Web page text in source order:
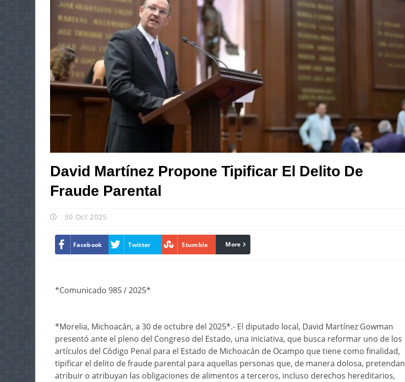
David Martínez Propone Tipificar El Delito De
Fraude Parental
30 Oct 2025
Facebook Twitter Stumble linkedin
More
*Comunicado 985 / 2025*
*Morelia, Michoacán, a 30 de octubre del 2025*.- El diputado local, David Martínez Gowman
presentó ante el pleno del Congreso del Estado, una iniciativa, que busca reformar uno de los
artículos del Código Penal para el Estado de Michoacán de Ocampo que tiene como finalidad,
tipificar el delito de fraude parental para aquellas personas que, de manera dolosa, pretendan
atribuir o atribuyan las obligaciones de alimentos a terceros, incluso derechos hereditarios,